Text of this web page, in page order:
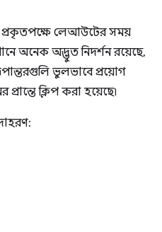
প্রকৃতপক্ষে লেআউটের সময়
অনেক অদ্ভুত নিদর্শন রয়েছে,
ভুলভাবে প্রয়োগ
ক্লিপ করা হয়েছে৷